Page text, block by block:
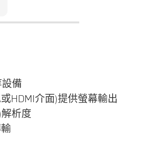
備
HDMI介面)提供螢幕輸出
析度